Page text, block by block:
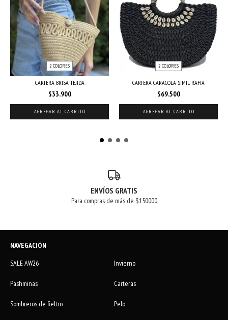
2 COLORES
CARTERA BRISA TEJIDA
$33.900
AGREGAR AL CARRITO
2 COLORES
CARTERA CARACOLA SIMIL RAFIA
$69.500
AGREGAR AL CARRITO
ENVÍOS GRATIS
Para compras de más de $150000
NAVEGACIÓN
SALE AW26
Invierno
Pashminas Carteras
Sombreros de fieltro Pelo